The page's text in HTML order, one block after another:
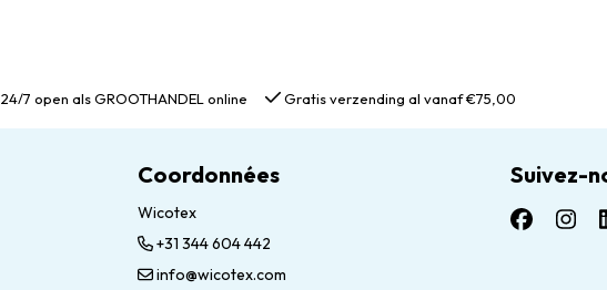
24/7 open als GROOTHANDEL online Gratis verzending al vanaf €75,00
Coordonnées
Wicotex
+31 344 604 442
info@wicotex.com
Suivez-